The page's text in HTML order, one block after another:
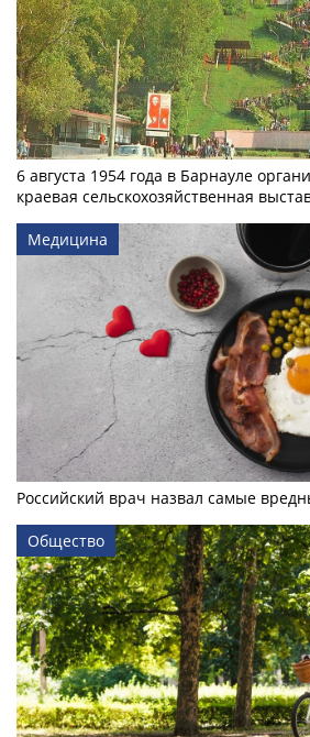
6 августа 1954 года в Барнауле
краевая сельскохозяйственная
Медицина
Российский врач назвал самые
Общество